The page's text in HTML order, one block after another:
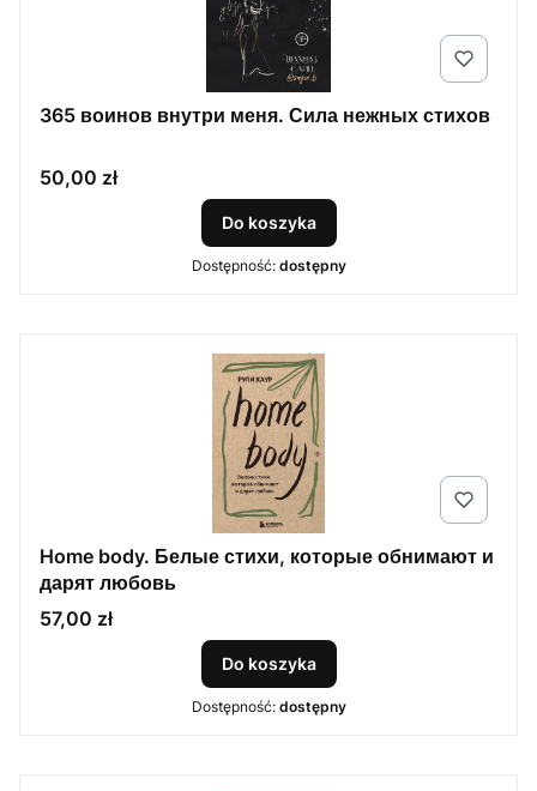
365 воинов внутри меня. Сила нежных стихов
Cena
50,00 zł
Do koszyka
Dostępność: dostępny
Home body. Белые стихи, которые обнимают и
дарят любовь
Cena
57,00 zł
Do koszyka
Dostępność: dostępny